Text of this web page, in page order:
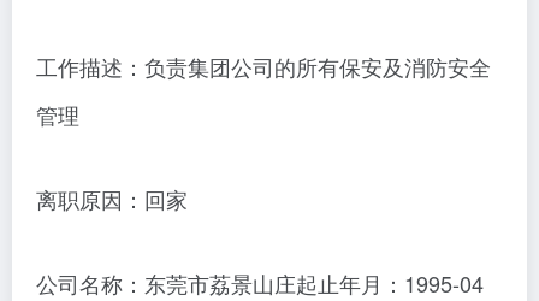
工作描述：负责集团公司的所有保安及消防安全
管理
离职原因：回家
公司名称：东莞市荔景山庄起止年月：1995-04